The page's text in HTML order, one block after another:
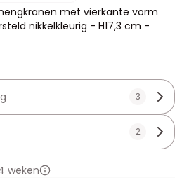
met vierkante vorm
nikkelkleurig - H17,3 cm -
3
2
weken